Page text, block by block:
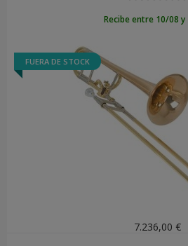
Recibe entre 10/08 y
FUERA DE STOCK
7.236,00 €